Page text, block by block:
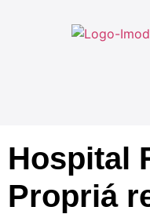
Hospital
Propriá